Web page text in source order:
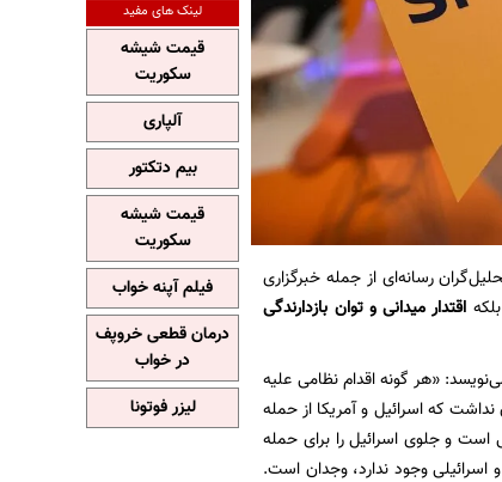
رسانه‌ای از جمله خبرگزاری
اقتدار میدانی و توان بازدارندگی
«هر گونه اقدام نظامی علیه
که اسرائیل و آمریکا از حمله
است و جلوی اسرائیل را برای حمله
اسرائیلی وجود ندارد، وجدان است.
لینک های مفید
قیمت شیشه
سکوریت
آلپاری
بیم دتکتور
قیمت شیشه
سکوریت
فیلم آپنه خواب
درمان قطعی خروپف
در خواب
لیزر فوتونا